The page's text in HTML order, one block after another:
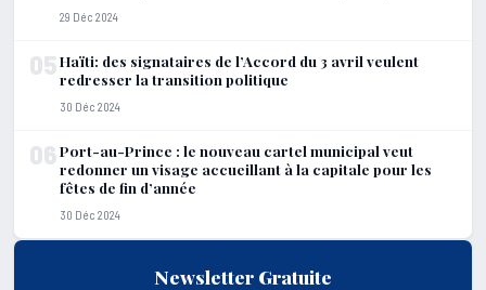
29 Déc 2024
05Haïti: des signataires de l’Accord du 3 avril veulent
redresser la transition politique
30 Déc 2024
06Port-au-Prince : le nouveau cartel municipal veut
redonner un visage accueillant à la capitale pour les
fêtes de fin d’année
30 Déc 2024
Newsletter Gratuite